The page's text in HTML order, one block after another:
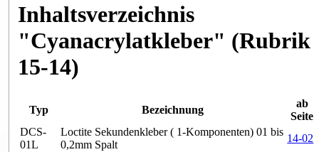
Inhaltsverzeichnis
"Cyanacrylatkleber" (Rubrik
15-14)
Typ Bezeichnung
ab
Seite
DCS-
01L
Loctite Sekundenkleber ( 1-Komponenten) 01 bis
0,2mm Spalt
14-02